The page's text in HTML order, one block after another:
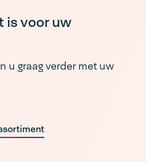
is voor uw
u graag verder met uw